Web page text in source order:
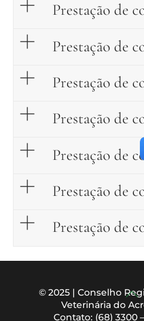
Prestação de
Prestação de
Prestação de
Prestação de
Prestação de
Prestação de
Prestação de
To
© 2025 | Conselho
Veterinária do
Contato: (68) 3300